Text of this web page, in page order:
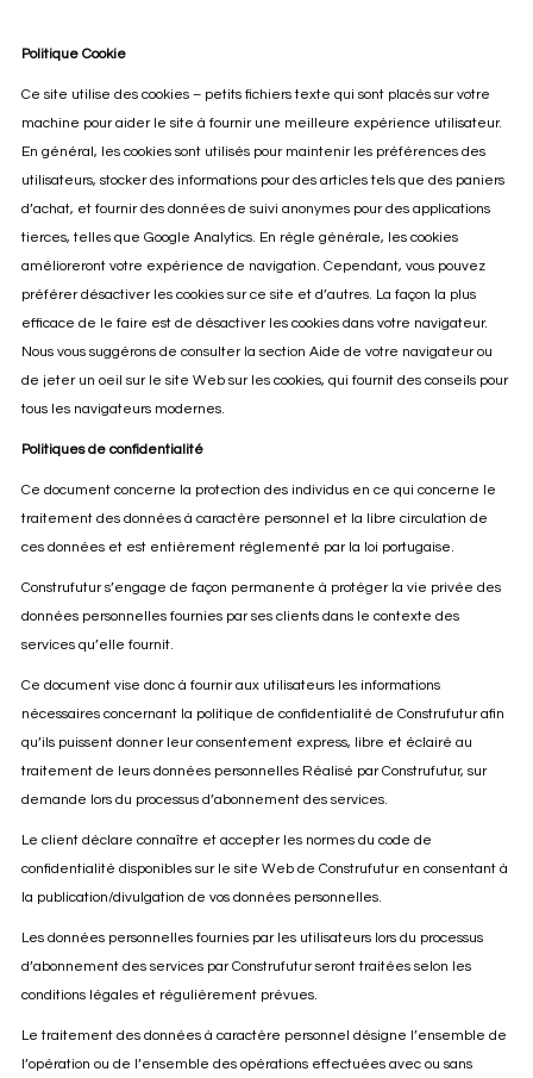
Politique Cookie
Ce site utilise des cookies – petits fichiers texte qui sont placés sur votre
machine pour aider le site à fournir une meilleure expérience utilisateur.
En général, les cookies sont utilisés pour maintenir les préférences des
utilisateurs, stocker des informations pour des articles tels que des paniers
d’achat, et fournir des données de suivi anonymes pour des applications
tierces, telles que Google Analytics. En règle générale, les cookies
amélioreront votre expérience de navigation. Cependant, vous pouvez
préférer désactiver les cookies sur ce site et d’autres. La façon la plus
efficace de le faire est de désactiver les cookies dans votre navigateur.
Nous vous suggérons de consulter la section Aide de votre navigateur ou
de jeter un oeil sur le site Web sur les cookies, qui fournit des conseils pour
tous les navigateurs modernes.
Politiques de confidentialité
Ce document concerne la protection des individus en ce qui concerne le
traitement des données à caractère personnel et la libre circulation de
ces données et est entièrement réglementé par la loi portugaise.
Construfutur s’engage de façon permanente à protéger la vie privée des
données personnelles fournies par ses clients dans le contexte des
services qu’elle fournit.
Ce document vise donc à fournir aux utilisateurs les informations
nécessaires concernant la politique de confidentialité de Construfutur afin
qu’ils puissent donner leur consentement express, libre et éclairé au
traitement de leurs données personnelles Réalisé par Construfutur, sur
demande lors du processus d’abonnement des services.
Le client déclare connaître et accepter les normes du code de
confidentialité disponibles sur le site Web de Construfutur en consentant à
la publication/divulgation de vos données personnelles.
Les données personnelles fournies par les utilisateurs lors du processus
d’abonnement des services par Construfutur seront traitées selon les
conditions légales et régulièrement prévues.
Le traitement des données à caractère personnel désigne l’ensemble de
l’opération ou de l’ensemble des opérations effectuées avec ou sans